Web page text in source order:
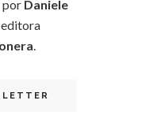
por Daniele
.